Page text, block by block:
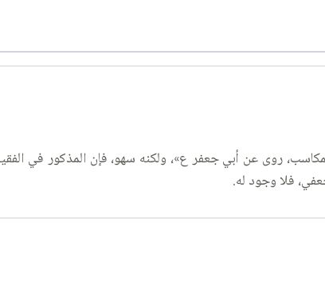
فلا وجود له.